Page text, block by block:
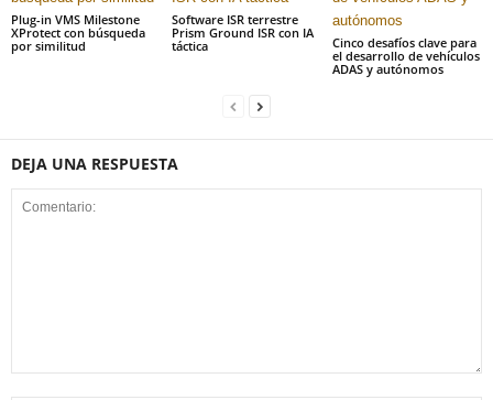
Plug-in VMS Milestone
XProtect con búsqueda
por similitud
Software ISR terrestre
Prism Ground ISR con IA
táctica
Cinco desafíos clave para
el desarrollo de vehículos
ADAS y autónomos
DEJA UNA RESPUESTA